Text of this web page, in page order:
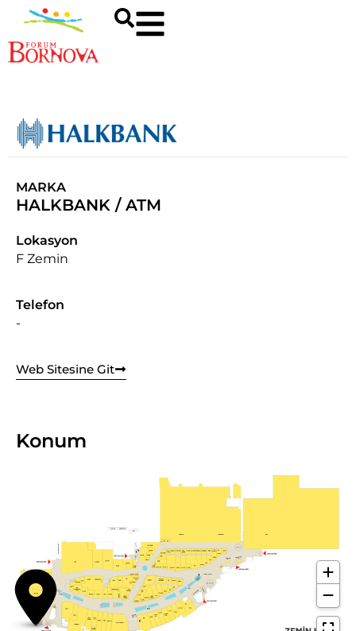
MARKA
HALKBANK / ATM
Lokasyon
F Zemin
Telefon
-
Web Sitesine Git
Konum